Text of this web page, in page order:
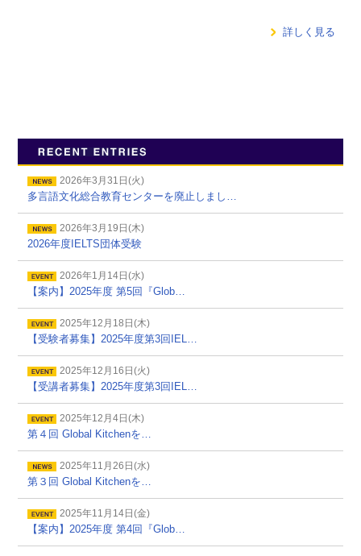
詳しく見る
2026年3月31日(火)
多言語文化総合教育センターを廃止しまし…
2026年3月19日(木)
2026年度IELTS団体受験
2026年1月14日(水)
【案内】2025年度 第5回『Glob…
2025年12月18日(木)
【受験者募集】2025年度第3回IEL…
2025年12月16日(火)
【受講者募集】2025年度第3回IEL…
2025年12月4日(木)
第４回 Global Kitchenを…
2025年11月26日(水)
第３回 Global Kitchenを…
2025年11月14日(金)
【案内】2025年度 第4回『Glob…